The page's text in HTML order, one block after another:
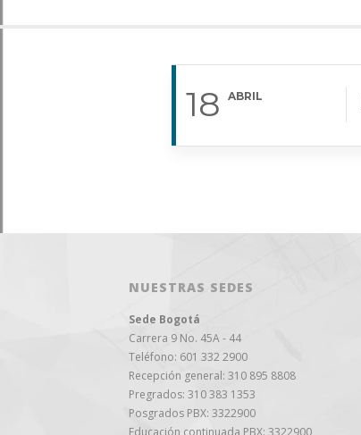
18 ABRIL
NUESTRAS SEDES
Sede Bogotá
Carrera 9 No. 45A - 44
Teléfono: 601 332 2900
Recepción general: 310 895 8808
Pregrados: 310 383 1353
Posgrados PBX: 3322900
Educación continuada PBX: 3322900